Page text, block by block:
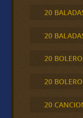
20
20
20
20
20